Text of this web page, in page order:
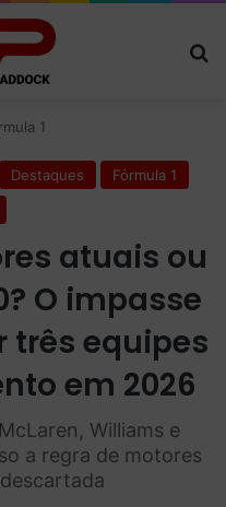
1
Destaques
Fórmula 1
atuais ou
O impasse
três equipes
em 2026
Williams e
a regra de motores